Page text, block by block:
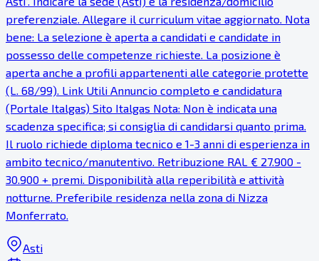
preferenziale. Allegare il curriculum vitae aggiornato. Nota
bene: La selezione è aperta a candidati e candidate in
possesso delle competenze richieste. La posizione è
aperta anche a profili appartenenti alle categorie protette
(L. 68/99). Link Utili Annuncio completo e candidatura
(Portale Italgas) Sito Italgas Nota: Non è indicata una
scadenza specifica; si consiglia di candidarsi quanto prima.
Il ruolo richiede diploma tecnico e 1-3 anni di esperienza in
ambito tecnico/manutentivo. Retribuzione RAL € 27.900 -
30.900 + premi. Disponibilità alla reperibilità e attività
notturne. Preferibile residenza nella zona di Nizza
Monferrato.
Asti